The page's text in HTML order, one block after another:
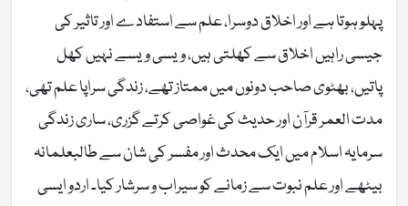
پہلو ہوتا ہے اور اخلاق دوسرا، علم سے استفادے اور تاثیر کی
جیسی راہیں اخلاق سے کھلتی ہیں، ویسی ویسے نہیں کھل
پاتیں، بھٹوی صاحب دونوں میں ممتاز تھے، زندگی سراپا علم تھی،
مدت العمر قرآن اور حدیث کی غواصی کرتے گزری، ساری زندگی
سرمایہ اسلام میں ایک محدث اور مفسر کی شان سے طالبعلمانہ
بیٹھے اور علم نبوت سے زمانے کو سیراب و سرشار کیا۔ اردو ایسی